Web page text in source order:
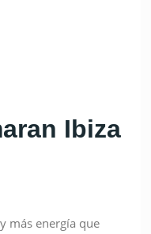
Ibiza
más energía que